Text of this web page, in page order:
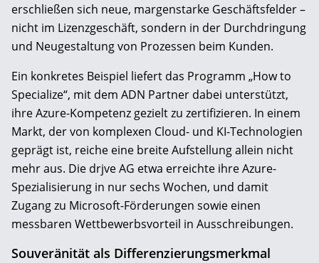
erschließen sich neue, margenstarke Geschäftsfelder –
nicht im Lizenzgeschäft, sondern in der Durchdringung
und Neugestaltung von Prozessen beim Kunden.
Ein konkretes Beispiel liefert das Programm „How to
Specialize“, mit dem ADN Partner dabei unterstützt,
ihre Azure-Kompetenz gezielt zu zertifizieren. In einem
Markt, der von komplexen Cloud- und KI-Technologien
geprägt ist, reiche eine breite Aufstellung allein nicht
mehr aus. Die drjve AG etwa erreichte ihre Azure-
Spezialisierung in nur sechs Wochen, und damit
Zugang zu Microsoft-Förderungen sowie einen
messbaren Wettbewerbsvorteil in Ausschreibungen.
Souveränität als Differenzierungsmerkmal